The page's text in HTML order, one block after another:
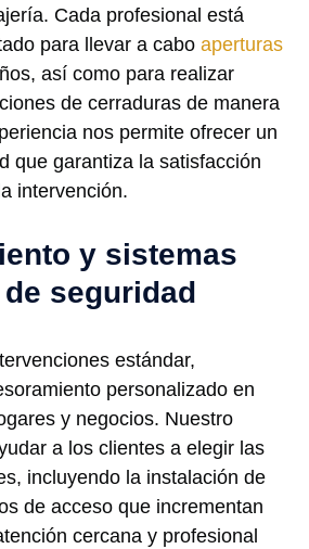
Cada profesional está
para llevar a cabo aperturas
así como para realizar
de cerraduras de manera
nos permite ofrecer un
que garantiza la satisfacción
intervención.
y sistemas
seguridad
estándar,
personalizado en
y negocios. Nuestro
a los clientes a elegir las
incluyendo la instalación de
de acceso que incrementan
cercana y profesional